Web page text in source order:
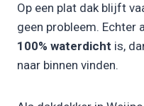
Op een plat dak blijft
geen probleem. Echter
100% waterdicht is,
naar binnen vinden.